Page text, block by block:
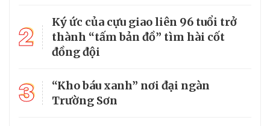
2
Ký ức của cựu giao liên 96 tuổi trở
thành “tấm bản đồ” tìm hài cốt
đồng đội
3
“Kho báu xanh” nơi đại ngàn
Trường Sơn